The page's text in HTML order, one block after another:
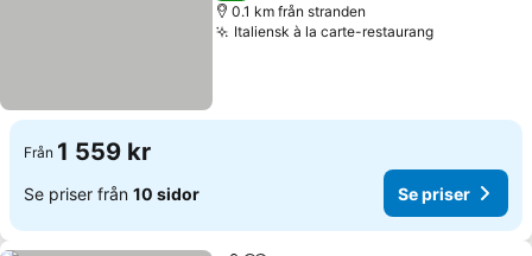
0.1 km från stranden
Italiensk à la carte-restaurangSe priser
Från 1 559 kr
Se priser från 10 sidor Se priser